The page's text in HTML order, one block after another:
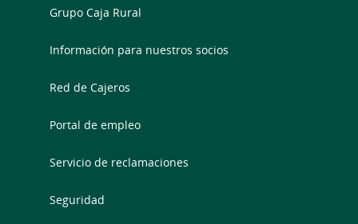
Grupo Caja Rural
Información para nuestros socios
Red de Cajeros
Portal de empleo
Servicio de reclamaciones
Seguridad